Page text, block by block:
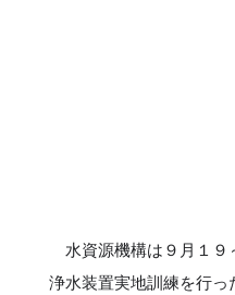
水資源機構は９月１９
浄水装置実地訓練を行